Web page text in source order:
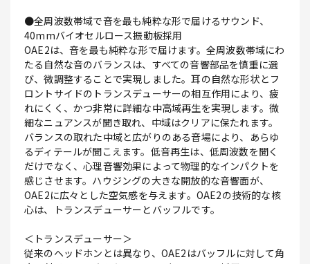
●全周波数帯域で音を最も純粋な形で届けるサウンド、
40mmバイオセルロース振動板採用
OAE2は、音を最も純粋な形で届けます。全周波数帯域にわ
たる自然な音のバランスは、すべての音響部品を慎重に選
び、微調整することで実現しました。耳の自然な形状とフ
ロントサイドのトランスデューサーの相互作用により、疲
れにくく、かつ非常に詳細な中高域再生を実現します。微
細なニュアンスが聞き取れ、中域はクリアに保たれます。
バランスの取れた中域と広がりのある音場により、あらゆ
るディテールが聞こえます。低音再生は、低周波数を聞く
だけでなく、心理音響効果によって物理的なインパクトを
感じさせます。ハウジングの大きな開放的な音響面が、
OAE2に広々とした空気感を与えます。OAE2の技術的な核
心は、トランスデューサーとバッフルです。
＜トランスデューサー＞
従来のヘッドホンとは異なり、OAE2はバッフルに対して角